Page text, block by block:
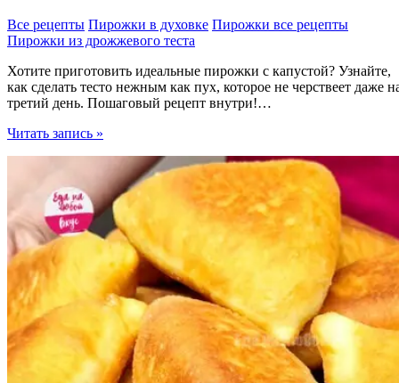
Все рецепты Пирожки в духовке Пирожки все рецепты
Пирожки из дрожжевого теста
Хотите приготовить идеальные пирожки с капустой? Узнайте,
как сделать тесто нежным как пух, которое не черствеет даже
третий день. Пошаговый рецепт внутри!…
Идеальные
духовке:
как
пух
Читать запись »